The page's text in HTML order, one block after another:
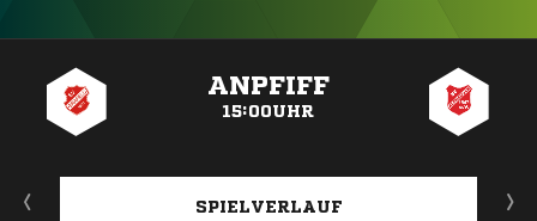
ANPFIFF
15:00UHR
SPIELVERLAUF